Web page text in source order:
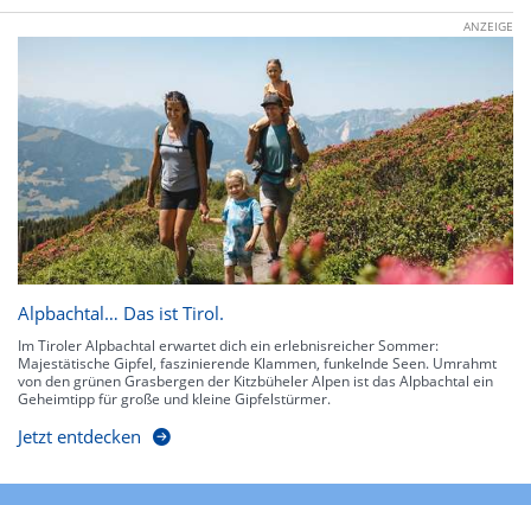
ANZEIGE
Alpbachtal… Das ist Tirol.
Im Tiroler Alpbachtal erwartet dich ein erlebnisreicher Sommer:
Majestätische Gipfel, faszinierende Klammen, funkelnde Seen. Umrahmt
von den grünen Grasbergen der Kitzbüheler Alpen ist das Alpbachtal ein
Geheimtipp für große und kleine Gipfelstürmer.
Jetzt entdecken